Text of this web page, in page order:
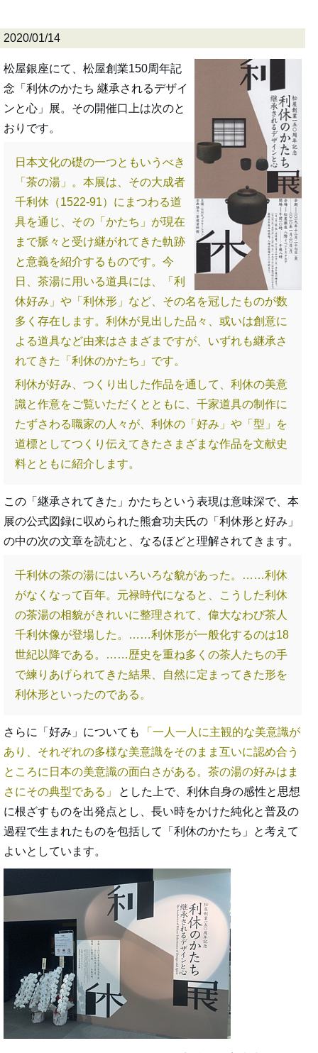
2020/01/14
松屋銀座にて、松屋創業150周年記
念「利休のかたち 継承されるデザイ
ンと心」展。その開催口上は次のと
おりです。
日本文化の礎の一つともいうべき
「茶の湯」。本展は、その大成者
千利休（1522-91）にまつわる道
具を通じ、その「かたち」が現在
まで脈々と受け継がれてきた軌跡
と意義を紹介するものです。今
日、茶湯に用いる道具には、「利
休好み」や「利休形」など、その名を冠したものが数
多く存在します。利休が見出した品々、或いは創意に
よる道具など由来はさまざまですが、いずれも継承さ
れてきた「利休のかたち」です。
利休が好み、つくり出した作品を通して、利休の美意
識と作意をご覧いただくとともに、千家道具の制作に
たずさわる職家の人々が、利休の「好み」や「型」を
道標としてつくり伝えてきたさまざまな作品を文献史
料とともに紹介します。
この「継承されてきた」かたちという表現は意味深で、本
展の公式図録に収められた熊倉功夫氏の「利休形と好み」
の中の次の文章を読むと、なるほどと理解されてきます。
千利休の茶の湯にはいろいろな貌があった。……利休
がなくなって百年。元禄時代になると、こうした利休
の茶湯の相貌がきれいに整理されて、偉大なわび茶人
千利休像が登場した。……利休形が一般化するのは18
世紀以降である。……歴史を重ね多くの茶人たちの手
で練りあげられてきた結果、自然に定まってきた形を
利休形といったのである。
さらに「好み」についても
一人一人に主観的な美意識が
あり、それぞれの多様な美意識をそのまま互いに認め合う
ところに日本の美意識の面白さがある。茶の湯の好みはま
さにその典型である
とした上で、利休自身の感性と思想
に根ざすものを出発点とし、長い時をかけた純化と普及の
過程で生まれたものを包括して「利休のかたち」と考えて
よいとしています。